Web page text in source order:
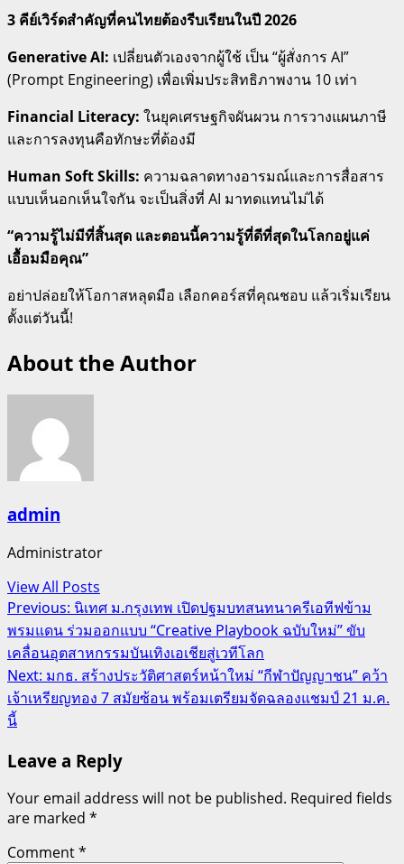
3 คีย์เวิร์ดสำคัญที่คนไทยต้องรีบเรียนในปี 2026
Generative AI: เปลี่ยนตัวเองจากผู้ใช้ เป็น “ผู้สั่งการ AI”
(Prompt Engineering) เพื่อเพิ่มประสิทธิภาพงาน 10 เท่า
Financial Literacy: ในยุคเศรษฐกิจผันผวน การวางแผนภาษี
และการลงทุนคือทักษะที่ต้องมี
Human Soft Skills: ความฉลาดทางอารมณ์และการสื่อสาร
แบบเห็นอกเห็นใจกัน จะเป็นสิ่งที่ AI มาทดแทนไม่ได้
“ความรู้ไม่มีที่สิ้นสุด และตอนนี้ความรู้ที่ดีที่สุดในโลกอยู่แค่
เอื้อมมือคุณ”
อย่าปล่อยให้โอกาสหลุดมือ เลือกคอร์สที่คุณชอบ แล้วเริ่มเรียน
ตั้งแต่วันนี้!
About the Author
admin
Administrator
View All Posts
Post
navigation
Previous: นิเทศ ม.กรุงเทพ เปิดปฐมบทสนทนาครีเอทีฟข้าม
พรมแดน ร่วมออกแบบ “Creative Playbook ฉบับใหม่” ขับ
เคลื่อนอุตสาหกรรมบันเทิงเอเชียสู่เวทีโลก
Next: มกธ. สร้างประวัติศาสตร์หน้าใหม่ “กีฬาปัญญาชน” คว้า
เจ้าเหรียญทอง 7 สมัยซ้อน พร้อมเตรียมจัดฉลองแชมป์ 21 ม.ค.
นี้
Leave a Reply
Your email address will not be published. Required fields
are marked *
Comment*